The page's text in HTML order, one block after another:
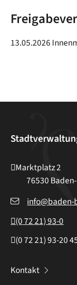
13.05.2026
Marktplatz 2
76530
(07221) 93-0
(07221) 93-20
Kontakt